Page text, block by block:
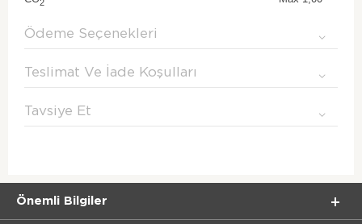
2
Ödeme Seçenekleri
Teslimat Ve İade Koşulları
Tavsiye Et
Önemli Bilgiler